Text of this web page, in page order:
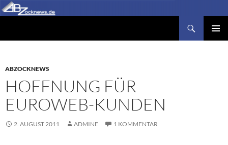
Zum
Inhalt
ABZOCKNEWS
HOFFNUNG FÜR
EUROWEB-KUNDEN
2. AUGUST 2011 ADMINE 1 KOMMENTAR